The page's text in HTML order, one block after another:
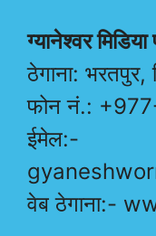
ग्यानेश्वर मिडिया
ठेगाना:
फोन नं.:
ईमेल:-
वेब ठेगाना:-